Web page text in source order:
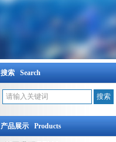
搜索 Search
产品展示 Products